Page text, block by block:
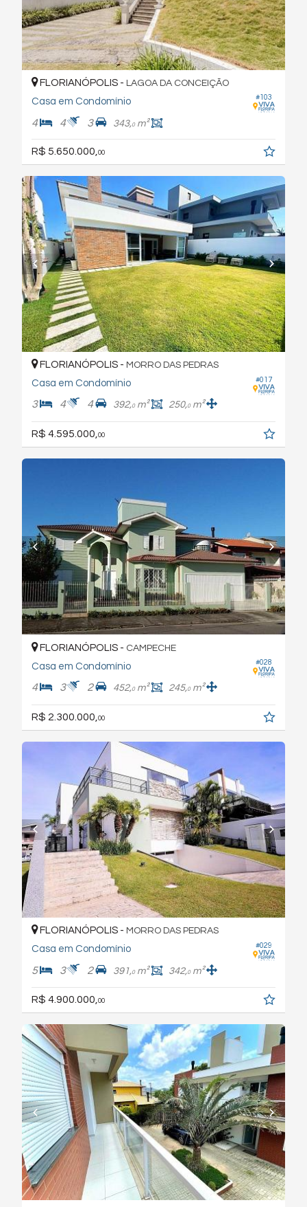
#103
FLORIANÓPOLIS - LAGOA DA CONCEIÇÃO
Casa em Condomínio
4 4 3 343,0m²
R$ 5.650.000, 00
#017
FLORIANÓPOLIS - MORRO DAS PEDRAS
Casa em Condomínio
3 4 4 392,0m² 250,0m²
R$ 4.595.000, 00
#028
FLORIANÓPOLIS - CAMPECHE
Casa em Condomínio
4 3 2 452,0m² 245,0m²
R$ 2.300.000, 00
#029
FLORIANÓPOLIS - MORRO DAS PEDRAS
Casa em Condomínio
5 3 2 391,0m² 342,0m²
R$ 4.900.000,00